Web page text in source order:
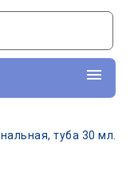
туба 30 мл.